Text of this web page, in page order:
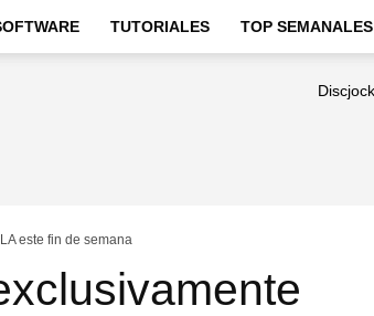
TUTORIALES TOP SEMANALES
este fin de semana